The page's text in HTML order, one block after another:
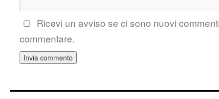
Ricevi un avviso se ci sono nuovi
commentare.